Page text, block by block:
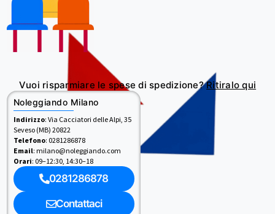
Vuoi risparmiare le spese di spedizione?Ritiralo qui
Noleggiando Milano
Indirizzo: Via Cacciatori delle Alpi, 35
Seveso (MB) 20822
Telefono: 0281286878
Email: milano@noleggiando.com
Orari: 09–12:30, 14:30–18
0281286878
Contattaci